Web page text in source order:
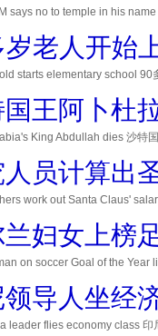
says no to temple in his
岁老人开始
starts elementary school
王阿卜杜
King Abdullah dies 沙特
员计算出
work out Santa Claus'
兰妇女上榜
on soccer Goal of the Year
领导人坐经
leader flies economy class